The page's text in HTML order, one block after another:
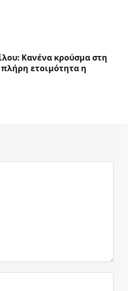
Κανένα κρούσμα στη
ετοιμότητα η